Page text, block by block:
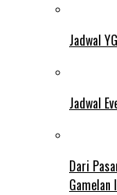
Jadwal
Jadwal
Dari
Gamelan